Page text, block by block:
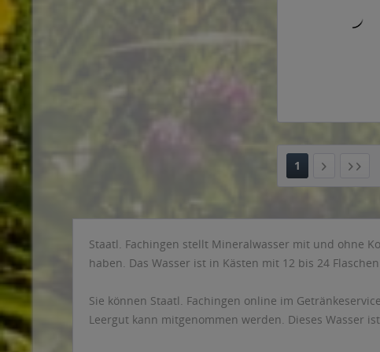
1
Staatl. Fachingen stellt Mineralwasser mit und ohne
haben. Das Wasser ist in Kästen mit 12 bis 24
Sie können Staatl. Fachingen online im
Leergut kann mitgenommen werden. Dieses Wasser